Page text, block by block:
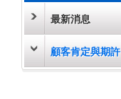
最新消息
顧客肯定與期許